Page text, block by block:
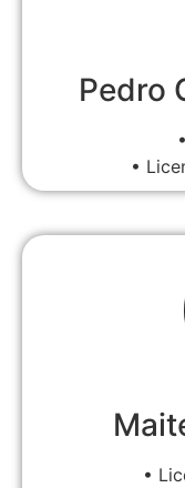
Pedro
•
•